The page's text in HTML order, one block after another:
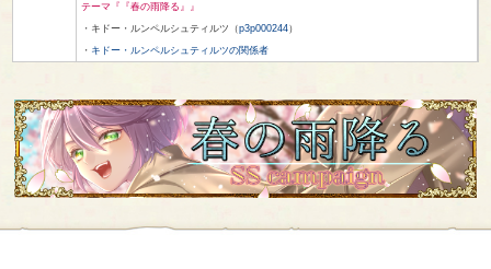
テーマ『『春の雨降る』』
・キドー・ルンペルシュティルツ（p3p000244）
・ キドー・ルンペルシュティルツの関係者